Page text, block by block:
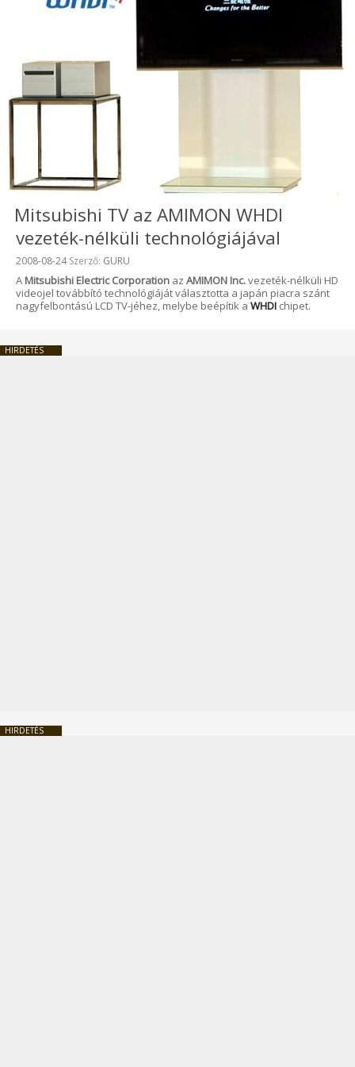
Mitsubishi TV az AMIMON WHDI
vezeték-nélküli technológiájával
Beküldve:
2008-08-24Szerző: GURU
A Mitsubishi Electric Corporation az AMIMON Inc.vezeték-nélküli HD
videojel továbbító technológiáját választotta a japán piacra szánt
nagyfelbontású LCD TV-jéhez, melybe beépítik a WHDI chipet.
HIRDETÉS
HIRDETÉS